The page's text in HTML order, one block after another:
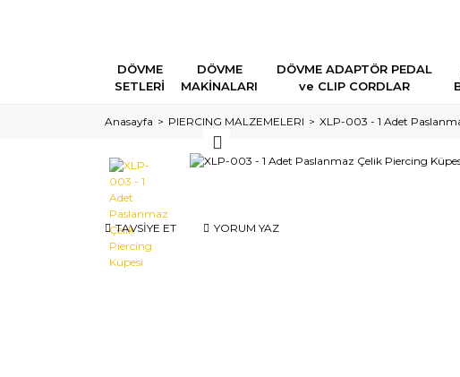
DÖVME
SETLERİ
DÖVME
MAKİNALARI
DÖVME ADAPTÖR PEDAL
ve CLIP CORDLAR
Anasayfa PIERCING MALZEMELERI XLP-003 - 1 Adet
TAVSİYE ET YORUM YAZ